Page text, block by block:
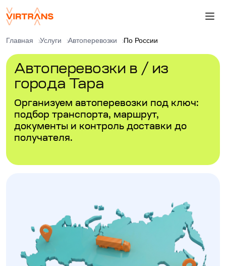
Главная Услуги Автоперевозки По России
Автоперевозки в / из
города Тара
Организуем автоперевозки под ключ:
подбор транспорта, маршрут,
документы и контроль доставки до
получателя.